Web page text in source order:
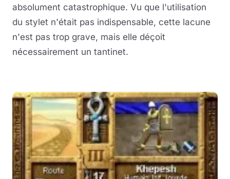
absolument catastrophique. Vu que l'utilisation
du stylet n'était pas indispensable, cette lacune
n'est pas trop grave, mais elle déçoit
nécessairement un tantinet.